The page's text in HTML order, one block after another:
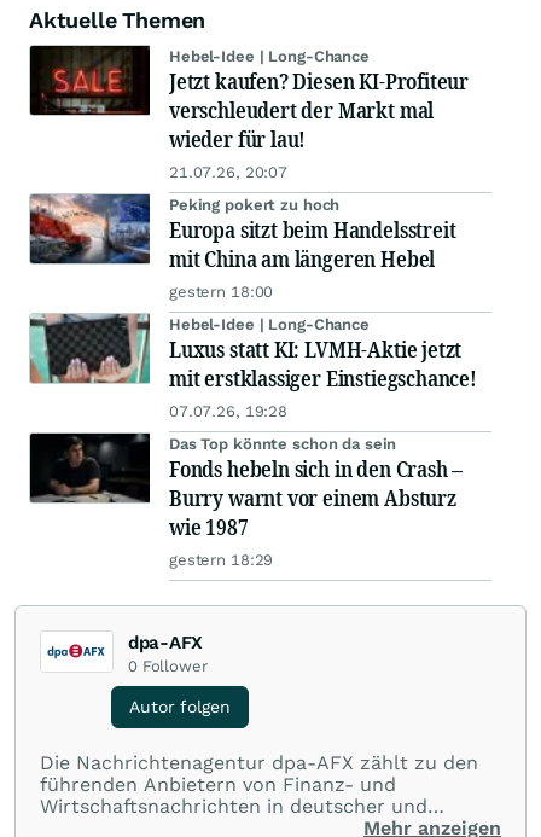
Aktuelle Themen
Hebel-Idee | Long-Chance
Jetzt kaufen? Diesen KI-Profiteur
verschleudert der Markt mal
wieder für lau!
21.07.26, 20:07
Peking pokert zu hoch
Europa sitzt beim Handelsstreit
mit China am längeren Hebel
gestern 18:00
Hebel-Idee | Long-Chance
Luxus statt KI: LVMH-Aktie jetzt
mit erstklassiger Einstiegschance!
07.07.26, 19:28
Das Top könnte schon da sein
Fonds hebeln sich in den Crash –
Burry warnt vor einem Absturz
wie 1987
gestern 18:29
dpa-AFX
0 Follower
Autor folgen
Die Nachrichtenagentur dpa-AFX zählt zu den
führenden Anbietern von Finanz- und
Wirtschaftsnachrichten in deutscher und
englischer Sprache. Gestützt auf einMehr anzeigen